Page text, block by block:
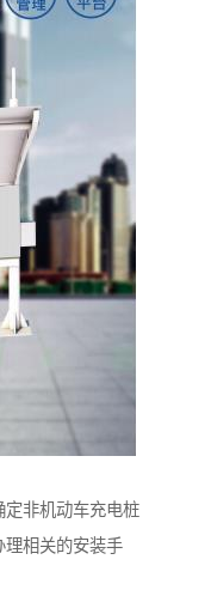
定非机动车充电桩
理相关的安装手